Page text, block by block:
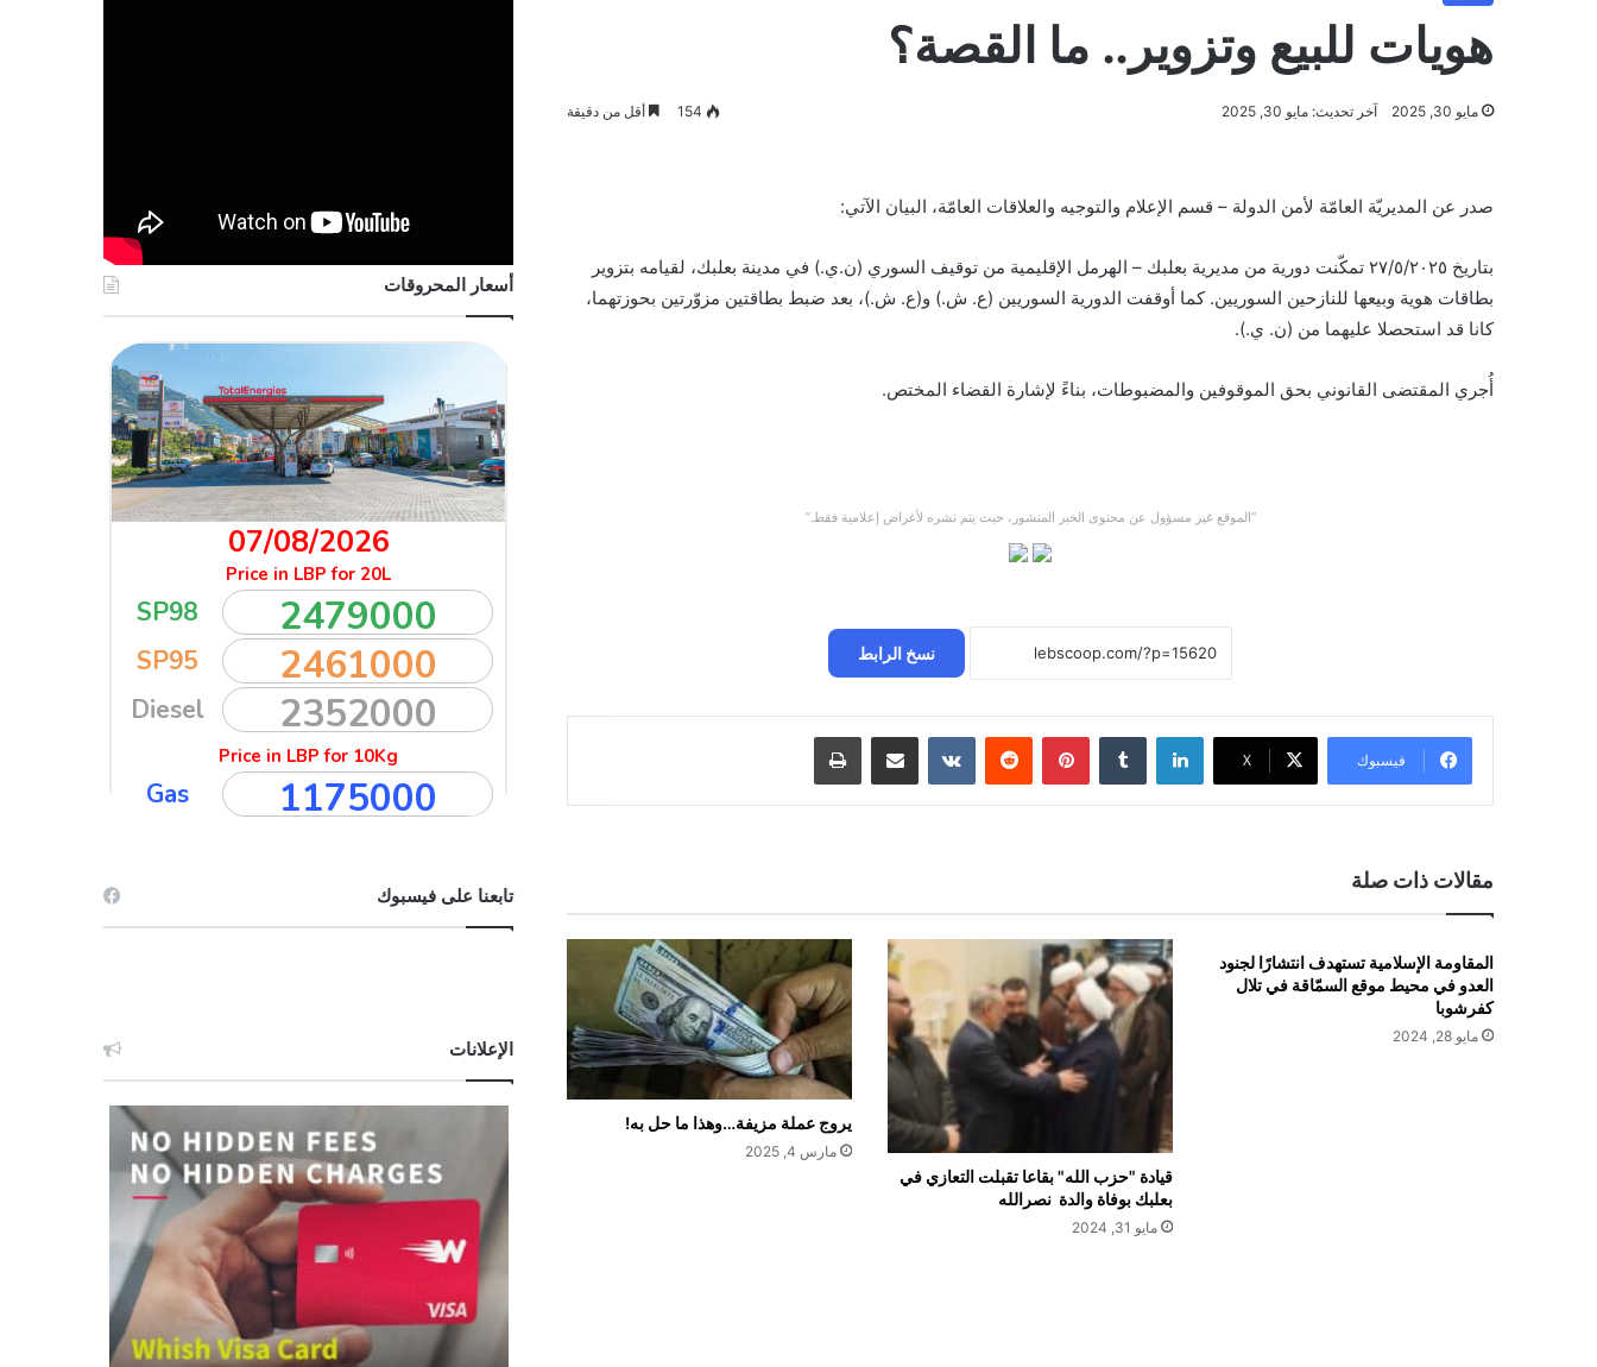
هويات للبيع وتزوير.. ما القصة؟
مايو 30, 2025 آخر تحديث: مايو 30, 2025 154 أقل من دقيقة
صدر عن المديريّة العامّة لأمن الدولة – قسم الإعلام والتوجيه والعلاقات العامّة، البيان الآتي:
بتاريخ ٢٧/٥/٢٠٢٥ تمكّنت دورية من مديرية بعلبك – الهرمل الإقليمية من توقيف السوري (ن.ي.) في مدينة بعلبك، لقيامه بتزوير
بطاقات هوية وبيعها للنازحين السوريين. كما أوقفت الدورية السوريين (ع. ش.) و(ع. ش.)، بعد ضبط بطاقتين مزوّرتين بحوزتهما،
كانا قد استحصلا عليهما من (ن. ي.).
أُجري المقتضى القانوني بحق الموقوفين والمضبوطات، بناءً لإشارة القضاء المختص.
“الموقع غير مسؤول عن محتوى الخبر المنشور، حيث يتم نشره لأغراض إعلامية فقط.”
نسخ الرابط
فيسبوك X
لينكدإن بينتيريست مشاركة عبر البريد طباعة
مقالات ذات صلة
المقاومة الإسلامية تستهدف انتشارًا لجنود
العدو في محيط موقع السمّاقة في تلال
كفرشوبا
مايو 28, 2024
قيادة "حزب الله" بقاعا تقبلت التعازي في
بعلبك بوفاة والدة نصرالله
مايو 31, 2024
يروج عملة مزيفة…وهذا ما حل به!
مارس 4, 2025
أسعار المحروقات
تابعنا على فيسبوك
الإعلانات